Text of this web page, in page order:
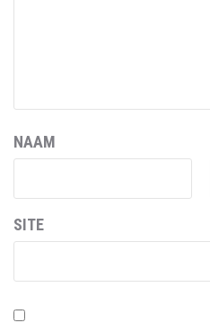
NAAM
SITE